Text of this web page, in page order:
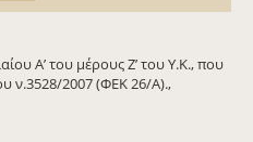
Α’ του μέρους Ζ’ του Υ.Κ., που
ν.3528/2007 (ΦΕΚ 26/Α).,